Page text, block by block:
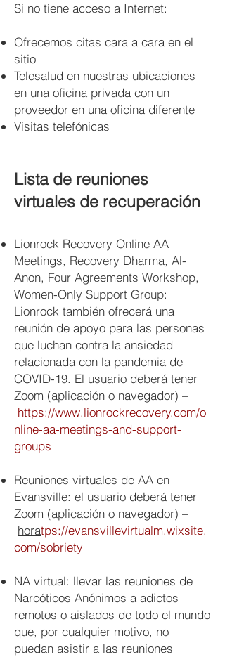
Si no tiene acceso a Internet:
Ofrecemos citas cara a cara en el
sitio
Telesalud en nuestras ubicaciones
en una oficina privada con un
proveedor en una oficina diferente
Visitas telefónicas
Lista de reuniones
virtuales de recuperación
Lionrock Recovery Online AA
Meetings, Recovery Dharma, Al-
Anon, Four Agreements Workshop,
Women-Only Support Group:
Lionrock también ofrecerá una
reunión de apoyo para las personas
que luchan contra la ansiedad
relacionada con la pandemia de
COVID-19. El usuario deberá tener
Zoom (aplicación o navegador) –
https://www.lionrockrecovery.com/o
nline-aa-meetings-and-support-
groups
Reuniones virtuales de AA en
Evansville: el usuario deberá tener
Zoom (aplicación o navegador) –
horatps://evansvillevirtualm.wixsite.
com/sobriety
NA virtual: llevar las reuniones de
Narcóticos Anónimos a adictos
remotos o aislados de todo el mundo
que, por cualquier motivo, no
puedan asistir a las reuniones